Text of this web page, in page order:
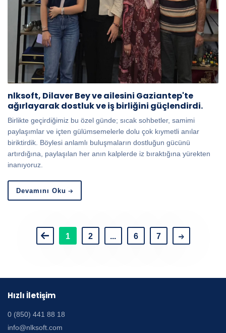
nlksoft, Dilaver Bey ve ailesini Gaziantep'te
ağırlayarak dostluk ve iş birliğini güçlendirdi.
Birlikte geçirdiğimiz bu özel günde; sıcak sohbetler, samimi
paylaşımlar ve içten gülümsemelerle dolu çok kıymetli anılar
biriktirdik. Böylesi anlamlı buluşmaların dostluğun gücünü
artırdığına, paylaşılan her anın kalplerde iz bıraktığına yürekten
inanıyoruz.
Devamını Oku
1 2 ... 6 7
Hızlı İletişim
0 (850) 441 88 18
info@nlksoft.com